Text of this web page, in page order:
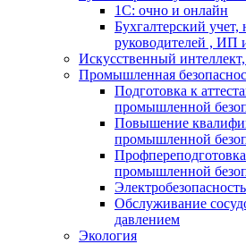
1С: очно и онлайн
Бухгалтерский
руководителей , ИП
Искусственный
Промышленная
Подготовка к
промышленной
Повышение
промышленной
промышленной
Электробезопасность
Обслуживание
давлением
Экология